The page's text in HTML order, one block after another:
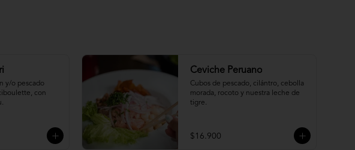
y/o pescado
con
Ceviche Peruano
Cubos de pescado, cilántro, cebolla
morada, rocoto y nuestra leche de
tigre.
$16.900